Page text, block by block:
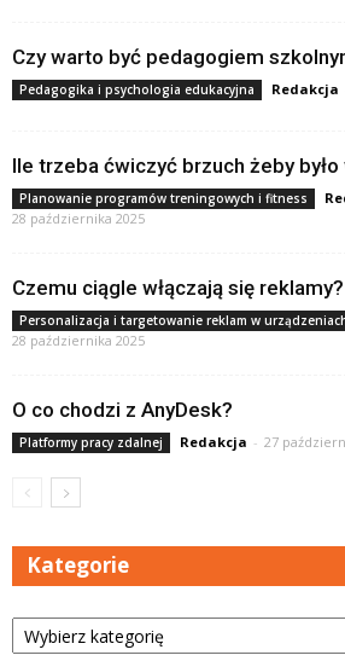
Czy warto być pedagogiem
Pedagogika i psychologia edukacyjna Redakcja
Ile trzeba ćwiczyć brzuch żeby
Planowanie programów treningowych i fitness
28 października 2025
Czemu ciągle włączają się reklamy?
Personalizacja i targetowanie reklam w
28 października 2025
O co chodzi z AnyDesk?
Platformy pracy zdalnej Redakcja - 27
Kategorie
Kategorie